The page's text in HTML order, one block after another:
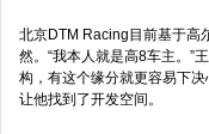
北京DTM Racing目前基于高
然。“我本人就是高8车主。”
构，有这个缘分就更容易下
让他找到了开发空间。